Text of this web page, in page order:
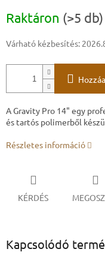
Raktáron (>5 db)
Várható kézbesítés:
A Gravity Pro 14" egy
és tartós polimerből
Részletes információ
KÉRDÉS
Kapcsolódó